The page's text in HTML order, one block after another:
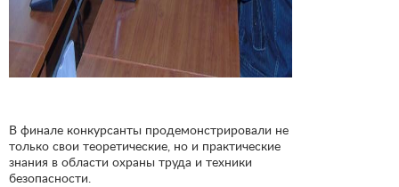
В финале конкурсанты продемонстрировали не
только свои теоретические, но и практические
знания в области охраны труда и техники
безопасности.